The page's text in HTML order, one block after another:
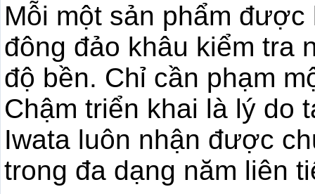
Mỗi một sản phẩm
đông đảo khâu kiểm tra
độ bền. Chỉ cần phạm
Chậm triển khai là lý do
Iwata luôn nhận được
trong đa dạng năm liên